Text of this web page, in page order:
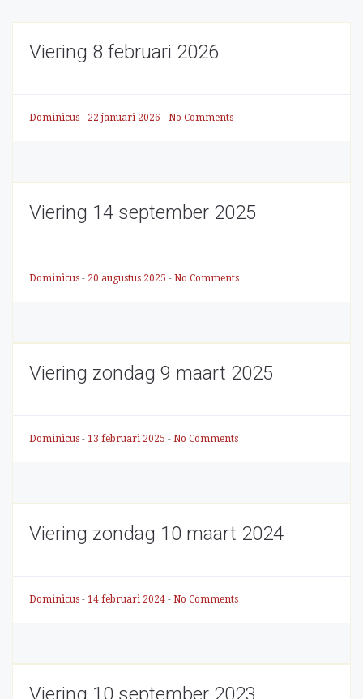
Viering 8 februari 2026
Dominicus - 22 januari 2026 - No Comments
Viering 14 september 2025
Dominicus - 20 augustus 2025 - No Comments
Viering zondag 9 maart 2025
Dominicus - 13 februari 2025 - No Comments
Viering zondag 10 maart 2024
Dominicus - 14 februari 2024 - No Comments
Viering 10 september 2023